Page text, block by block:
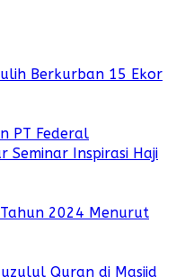
Berkurban 15 Ekor
PT Federal
Seminar Inspirasi Haji
2024 Menurut
Quran di Masjid